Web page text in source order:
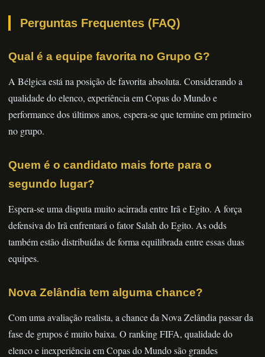
Perguntas Frequentes (FAQ)
Qual é a equipe favorita no Grupo G?
A Bélgica está na posição de favorita absoluta. Considerando a
qualidade do elenco, experiência em Copas do Mundo e
performance dos últimos anos, espera-se que termine em primeiro
no grupo.
Quem é o candidato mais forte para o
segundo lugar?
Espera-se uma disputa muito acirrada entre Irã e Egito. A força
defensiva do Irã enfrentará o fator Salah do Egito. As odds
também estão distribuídas de forma equilibrada entre essas duas
equipes.
Nova Zelândia tem alguma chance?
Com uma avaliação realista, a chance da Nova Zelândia passar da
fase de grupos é muito baixa. O ranking FIFA, qualidade do
elenco e inexperiência em Copas do Mundo são grandes